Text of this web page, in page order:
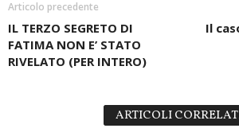
Articolo precedente
IL TERZO SEGRETO DI
FATIMA NON E’ STATO
RIVELATO (PER INTERO)
Il
ARTICOLI